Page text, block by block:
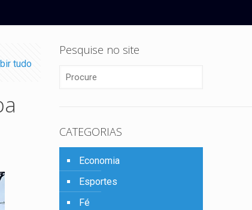
tudo
Pesquise no site
CATEGORIAS
Economia
Esportes
Fé